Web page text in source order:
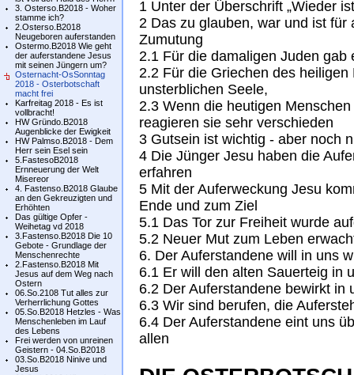
3. Osterso.B2018 - Woher
stamme ich?
2.Osterso.B2018
Neugeboren auferstanden
Ostermo.B2018 Wie geht
der auferstandene Jesus
mit seinen Jüngern um?
Osternacht-OsSonntag
2018 - Osterbotschaft
macht frei
Karfreitag 2018 - Es ist
vollbracht!
HW Gründo.B2018
Augenblicke der Ewigkeit
HW Palmso.B2018 - Dem
Herr sein Esel sein
5.FastesoB2018
Ernneuerung der Welt
Misereor
4. Fastenso.B2018 Glaube
an den Gekreuzigten und
Erhöhten
Das gültige Opfer -
Weihetag vd 2018
3.Fastenso.B2018 Die 10
Gebote - Grundlage der
Menschenrechte
2.Fastenso.B2018 Mit
Jesus auf dem Weg nach
Ostern
06.So.2108 Tut alles zur
Verherrlichung Gottes
05.So.B2018 Hetzles - Was
Menschenleben im Lauf
des Lebens
Frei werden von unreinen
Geistern - 04.So.B2018
03.So.B2018 Ninive und
Jesus
1 Unter der Überschrift „Wieder
2 Das zu glauben, war und ist
Zumutung
2.1 Für die damaligen Juden
2.2 Für die Griechen des
unsterblichen Seele,
2.3 Wenn die heutigen
reagieren sie sehr verschieden
3 Gutsein ist wichtig - aber noch
4 Die Jünger Jesu haben die
erfahren
5 Mit der Auferweckung Jesu
Ende und zum Ziel
5.1 Das Tor zur Freiheit wurde
5.2 Neuer Mut zum Leben
6. Der Auferstandene will in uns
6.1 Er will den alten Sauerteig in
6.2 Der Auferstandene bewirkt in
6.3 Wir sind berufen, die
6.4 Der Auferstandene eint uns
allen